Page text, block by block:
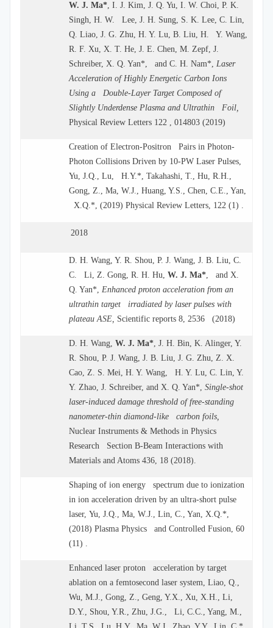
W. J. Ma*, I. J. Kim, J. Q. Yu, I. W. Choi, P. K.
Singh, H. W. Lee, J. H. Sung, S. K. Lee, C. Lin,
Q. Liao, J. G. Zhu, H. Y. Lu, B. Liu, H. Y. Wang,
R. F. Xu, X. T. He, J. E. Chen, M. Zepf, J.
Schreiber, X. Q. Yan*, and C. H. Nam*, Laser
Acceleration of Highly Energetic Carbon Ions
Using a Double-Layer Target Composed of
Slightly Underdense Plasma and Ultrathin Foil,
Physical Review Letters 122 , 014803 (2019)
Creation of Electron-Positron Pairs in Photon-
Photon Collisions Driven by 10-PW Laser Pulses,
Yu, J.Q., Lu, H.Y.*, Takahashi, T., Hu, R.H.,
Gong, Z., Ma, W.J., Huang, Y.S., Chen, C.E., Yan,
X.Q.*, (2019) Physical Review Letters, 122 (1) .
2018
D. H. Wang, Y. R. Shou, P. J. Wang, J. B. Liu, C.
C. Li, Z. Gong, R. H. Hu, W. J. Ma*, and X.
Q. Yan*, Enhanced proton acceleration from an
ultrathin target irradiated by laser pulses with
plateau ASE, Scientific reports 8, 2536 (2018)
D. H. Wang, W. J. Ma*, J. H. Bin, K. Alinger, Y.
R. Shou, P. J. Wang, J. B. Liu, J. G. Zhu, Z. X.
Cao, Z. S. Mei, H. Y. Wang, H. Y. Lu, C. Lin, Y.
Y. Zhao, J. Schreiber, and X. Q. Yan*, Single-shot
laser-induced damage threshold of free-standing
nanometer-thin diamond-like carbon foils,
Nuclear Instruments & Methods in Physics
Research Section B-Beam Interactions with
Materials and Atoms 436, 18 (2018).
Shaping of ion energy spectrum due to ionization
in ion acceleration driven by an ultra-short pulse
laser, Yu, J.Q., Ma, W.J., Lin, C., Yan, X.Q.*,
(2018) Plasma Physics and Controlled Fusion, 60
(11) .
Enhanced laser proton acceleration by target
ablation on a femtosecond laser system, Liao, Q.,
Wu, M.J., Gong, Z., Geng, Y.X., Xu, X.H., Li,
D.Y., Shou, Y.R., Zhu, J.G., Li, C.C., Yang, M.,